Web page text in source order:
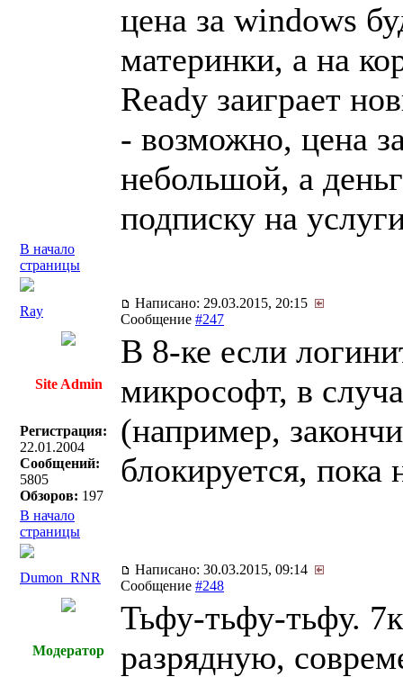
цена за windows
материнки, а на
Ready заиграет
- возможно, цена
небольшой, а
подписку на
В начало
страницы
Ray
Написано: 29.03.2015, 20:15
Сообщение #247
Site Admin
Регистрация:
22.01.2004
Сообщений:
5805
Обзоров: 197
В 8-ке если
микрософт, в
(например,
блокируется,
В начало
страницы
Dumon_RNR
Написано: 30.03.2015, 09:14
Сообщение #248
Модератор
Тьфу-тьфу-тьфу.
разрядную,